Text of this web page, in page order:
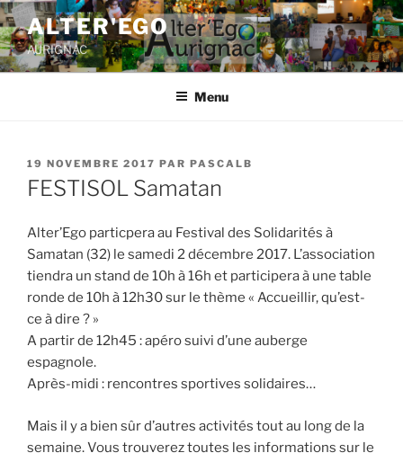
ALTER'EGO
AURIGNAC
Menu
19 NOVEMBRE 2017 PAR PASCALB
FESTISOL Samatan
Alter’Ego particpera au Festival des Solidarités à
Samatan (32) le samedi 2 décembre 2017. L’association
tiendra un stand de 10h à 16h et participera à une table
ronde de 10h à 12h30 sur le thème « Accueillir, qu’est-
ce à dire ? »
A partir de 12h45 : apéro suivi d’une auberge
espagnole.
Après-midi : rencontres sportives solidaires…
Mais il y a bien sûr d’autres activités tout au long de la
semaine. Vous trouverez toutes les informations sur le